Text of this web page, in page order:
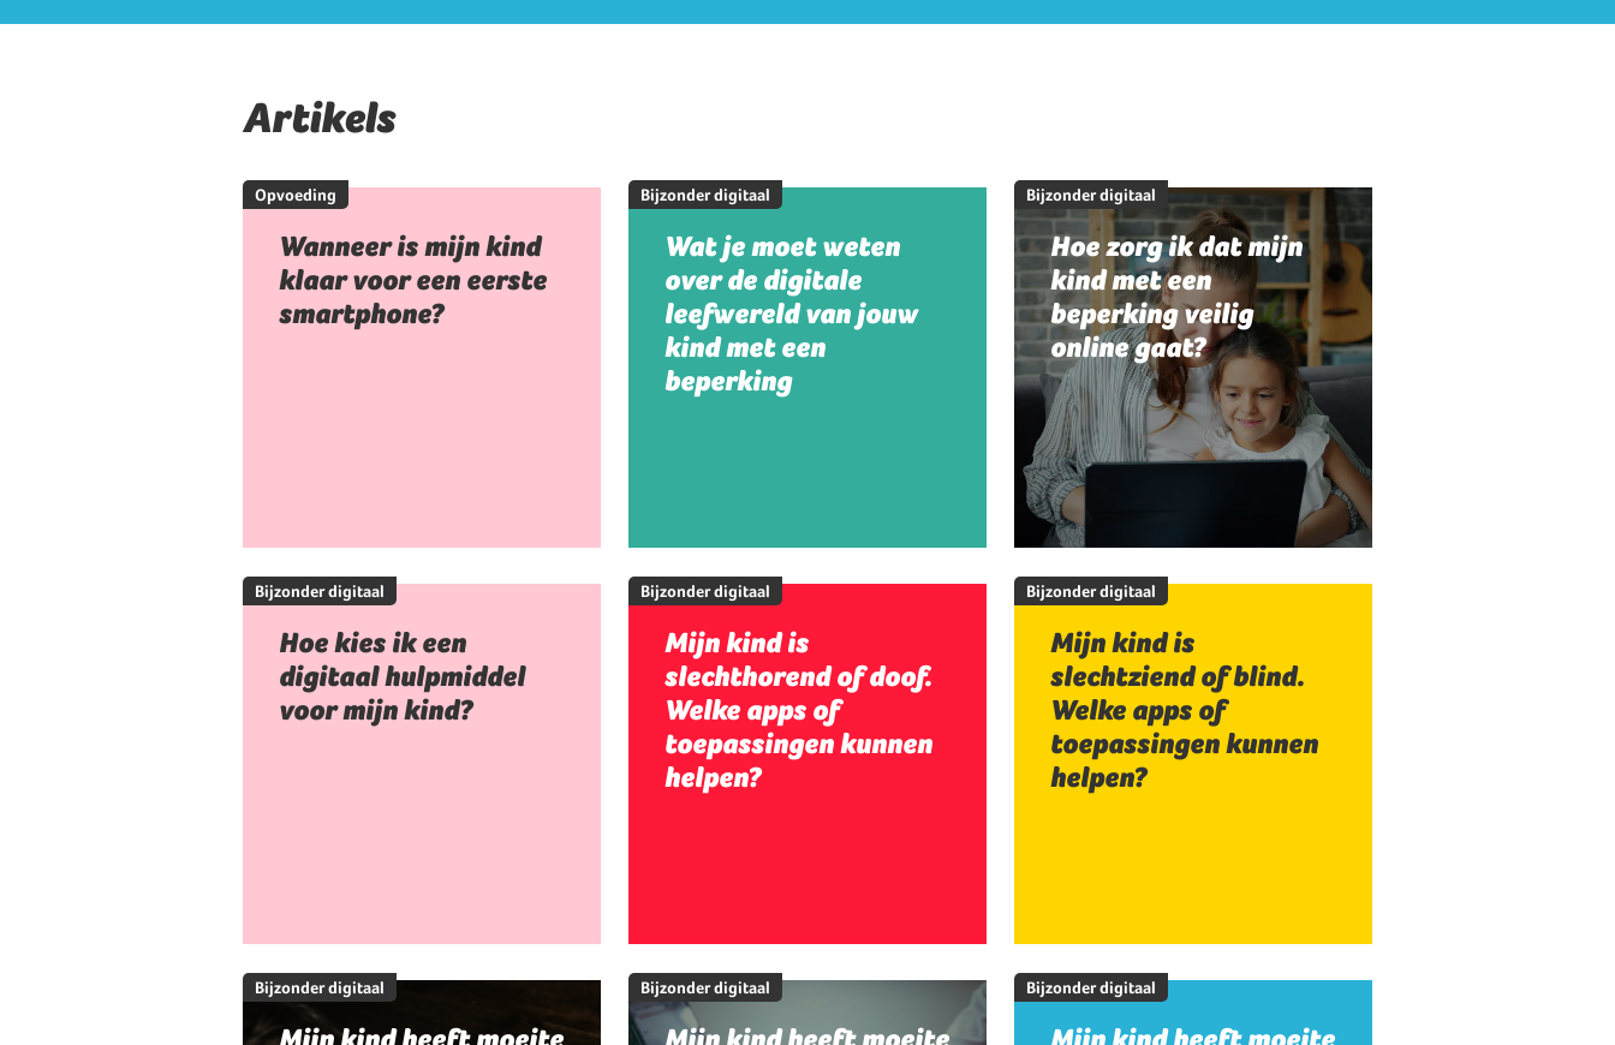
Artikels
Opvoeding
Wanneer is mijn kind
klaar voor een eerste
smartphone?
Bijzonder digitaal
Wat je moet weten
over de digitale
leefwereld van jouw
kind met een
beperking
Bijzonder digitaal
Hoe zorg ik dat mijn
kind met een
beperking veilig
online gaat?
Bijzonder digitaal
Hoe kies ik een
digitaal hulpmiddel
voor mijn kind?
Bijzonder digitaal
Mijn kind is
slechthorend of doof.
Welke apps of
toepassingen kunnen
helpen?
Bijzonder digitaal
Mijn kind is
slechtziend of blind.
Welke apps of
toepassingen kunnen
helpen?
Bijzonder digitaal Bijzonder digitaal Bijzonder digitaal